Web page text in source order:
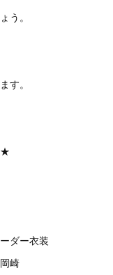
う。
す。
ダー衣装
崎